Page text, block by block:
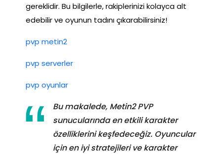
gereklidir. Bu bilgilerle, rakiplerinizi kolayca alt
edebilir ve oyunun tadını çıkarabilirsiniz!
pvp metin2
pvp serverler
pvp oyunlar
Bu makalede, Metin2 PVP
sunucularında en etkili karakter
özelliklerini keşfedeceğiz. Oyuncular
için en iyi stratejileri ve karakter